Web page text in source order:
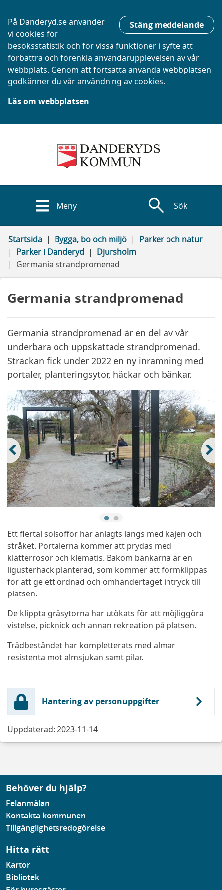
Stäng meddelande
På Danderyd.se använder
vi cookies för
besöksstatistik och för vissa funktioner i syfte att
förbättra och förenkla användarupplevelsen av vår
webbplats. Genom att fortsätta använda webbplatsen
godkänner du vår användning av cookies.
Läs om webbplatsen
Meny search Sök
Startsida Bygga, bo och miljö
Parker och natur
Parker i Danderyd
Djursholm
Germania strandpromenad
Germania strandpromenad
Germania strandpromenad är en del av vår
underbara och uppskattade strandpromenad.
Sträckan fick under 2022 en ny inramning med
portaler, planteringsytor, häckar och bänkar.
Ett flertal solsoffor har anlagts längs med kajen och
stråket. Portalerna kommer att prydas med
klätterrosor och klematis. Bakom bänkarna är en
ligusterhäck planterad, som kommer att formklippas
för att ge ett ordnad och omhändertaget intryck till
platsen.
De klippta gräsytorna har utökats för att möjliggöra
vistelse, picknick och annan rekreation på platsen.
Trädbeståndet har kompletterats med almar
resistenta mot almsjukan samt pilar.
Hantering av personuppgifter
Uppdaterad: 2023-11-14
Behöver du hjälp?
Felanmälan
Kontakta kommunen
Tillgänglighetsredogörelse
Hitta rätt
Kartor
Bibliotek